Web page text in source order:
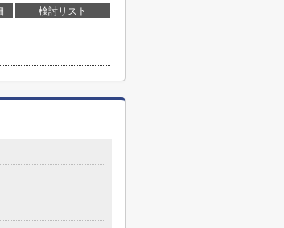
検討リスト